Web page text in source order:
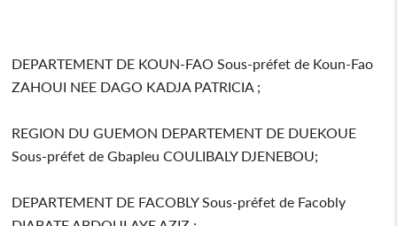
DEPARTEMENT DE KOUN-FAO Sous-préfet de Koun-Fao
ZAHOUI NEE DAGO KADJA PATRICIA ;
REGION DU GUEMON DEPARTEMENT DE DUEKOUE
Sous-préfet de Gbapleu COULIBALY DJENEBOU;
DEPARTEMENT DE FACOBLY Sous-préfet de Facobly